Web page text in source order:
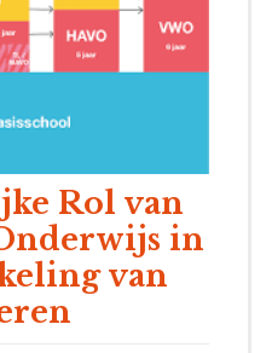
Rol van
in
van